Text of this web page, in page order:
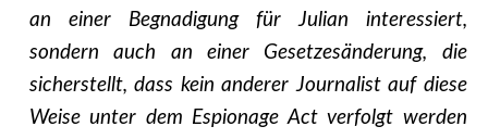
an einer Begnadigung für Julian interessiert,
sondern auch an einer Gesetzesänderung, die
sicherstellt, dass kein anderer Journalist auf diese
Weise unter dem Espionage Act verfolgt werden